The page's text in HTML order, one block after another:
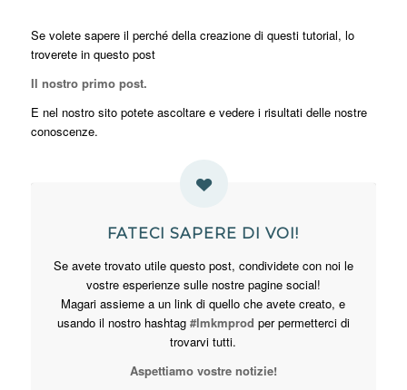
Se volete sapere il perché della creazione di questi tutorial, lo
troverete in questo post
Il nostro primo post.
E nel nostro sito potete ascoltare e vedere i risultati delle nostre
conoscenze.
FATECI SAPERE DI VOI!
Se avete trovato utile questo post, condividete con noi le
vostre esperienze sulle nostre pagine social!
Magari assieme a un link di quello che avete creato, e
usando il nostro hashtag#lmkmprod per permetterci di
trovarvi tutti.
Aspettiamo vostre notizie!